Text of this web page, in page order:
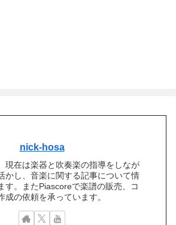
nick-hosa
現在は楽器と吹奏楽の指導をしなが
かし、音楽に関する記事について情
す。またPiascoreで楽譜の販売、コ
成の依頼を承っています。